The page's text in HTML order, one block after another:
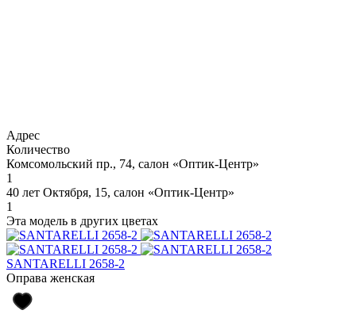
Адрес
Количество
Комсомольский пр., 74, салон «Оптик-Центр»
1
40 лет Октября, 15, салон «Оптик-Центр»
1
Эта модель в других цветах
SANTARELLI 2658-2
Оправа женская